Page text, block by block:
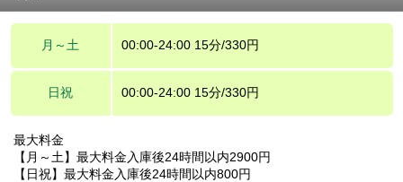
月～土 00:00-24:00 15分/330円
日祝 00:00-24:00 15分/330円
最大料金
【月～土】最大料金入庫後24時間以内2900円
【日祝】最大料金入庫後24時間以内800円